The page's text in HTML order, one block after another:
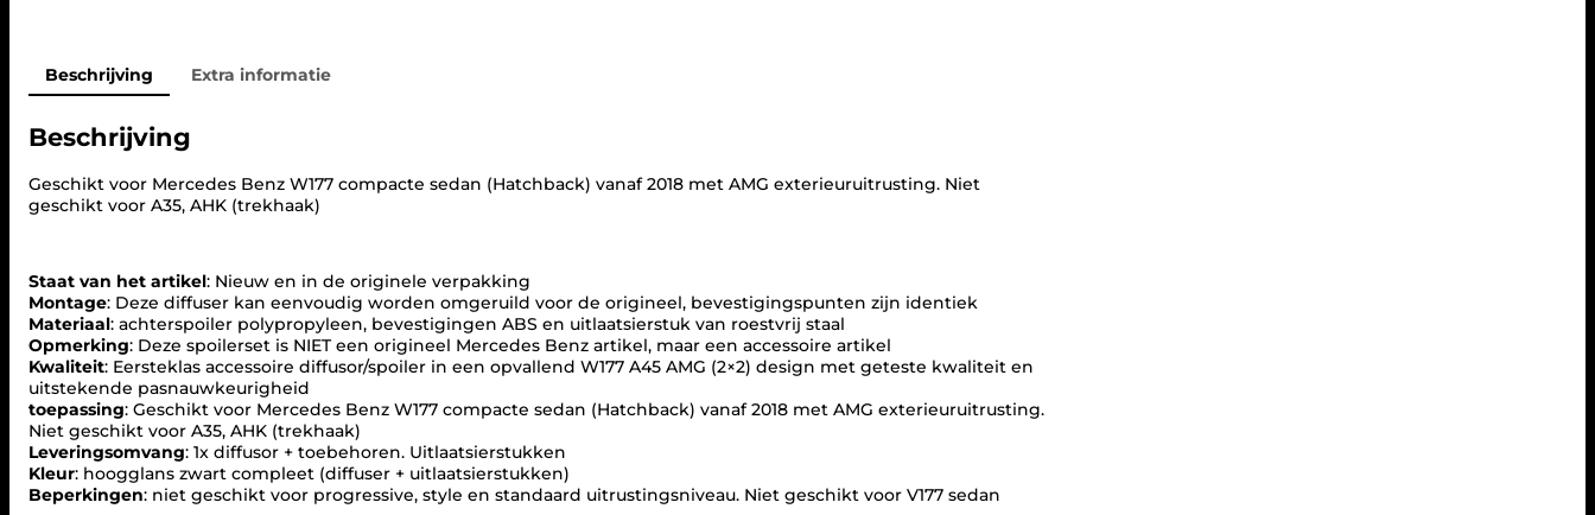
c
u
e
r
u
a
Beschrijving Extra informatie
Beschrijving
Geschikt voor Mercedes Benz W177 compacte sedan (Hatchback) vanaf 2018 met AMG exterieuruitrusting. Niet
geschikt voor A35, AHK (trekhaak)
Staat van het artikel: Nieuw en in de originele verpakking
Montage: Deze diffuser kan eenvoudig worden omgeruild voor de origineel, bevestigingspunten zijn identiek
Materiaal: achterspoiler polypropyleen, bevestigingen ABS en uitlaatsierstuk van roestvrij staal
Opmerking: Deze spoilerset is NIET een origineel Mercedes Benz artikel, maar een accessoire artikel
Kwaliteit: Eersteklas accessoire diffusor/spoiler in een opvallend W177 A45 AMG (2×2) design met geteste kwaliteit en
uitstekende pasnauwkeurigheid
toepassing: Geschikt voor Mercedes Benz W177 compacte sedan (Hatchback) vanaf 2018 met AMG exterieuruitrusting.
Niet geschikt voor A35, AHK (trekhaak)
Leveringsomvang: 1x diffusor + toebehoren. Uitlaatsierstukken
Kleur: hoogglans zwart compleet (diffuser + uitlaatsierstukken)
Beperkingen: niet geschikt voor progressive, style en standaard uitrustingsniveau. Niet geschikt voor V177 sedan